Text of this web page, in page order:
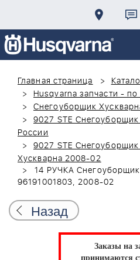
Главная страница
Husqvarna запчасти -
Снегоуборщик
9027 STE
России
9027 STE
Хускварна 2008-02
14 РУЧКА
96191001803, 2008-02
Назад
Заказы на
принимаются